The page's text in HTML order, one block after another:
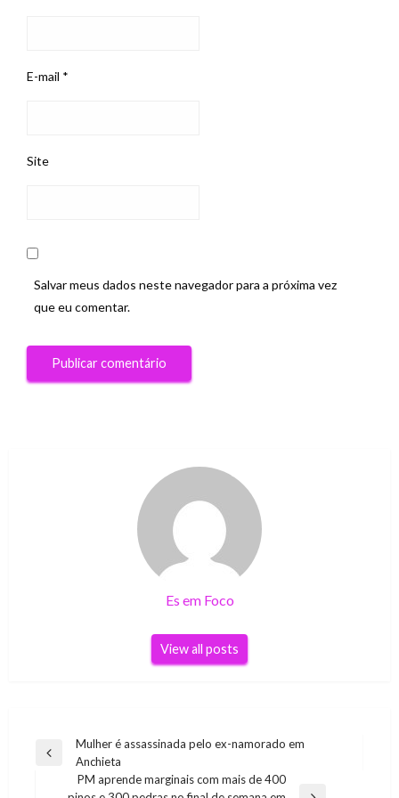
E-mail *
Site
Salvar meus dados neste navegador para a próxima vez
que eu comentar.
Es em Foco
View all posts
Navegação
Previous
Mulher é assassinada pelo ex-namorado em
Anchieta
PM aprende marginais com mais de 400